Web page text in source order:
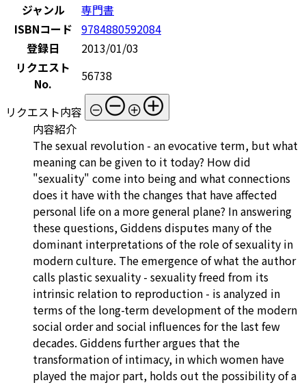
ジャンル
専門書
ISBNコード 9784880592084
登録日
2013/01/03
リクエスト
No.
56738
リクエスト内容
内容紹介
The sexual revolution - an evocative term, but what
meaning can be given to it today? How did
"sexuality" come into being and what connections
does it have with the changes that have affected
personal life on a more general plane? In answering
these questions, Giddens disputes many of the
dominant interpretations of the role of sexuality in
modern culture. The emergence of what the author
calls plastic sexuality - sexuality freed from its
intrinsic relation to reproduction - is analyzed in
terms of the long-term development of the modern
social order and social influences for the last few
decades. Giddens further argues that the
transformation of intimacy, in which women have
played the major part, holds out the possibility of a